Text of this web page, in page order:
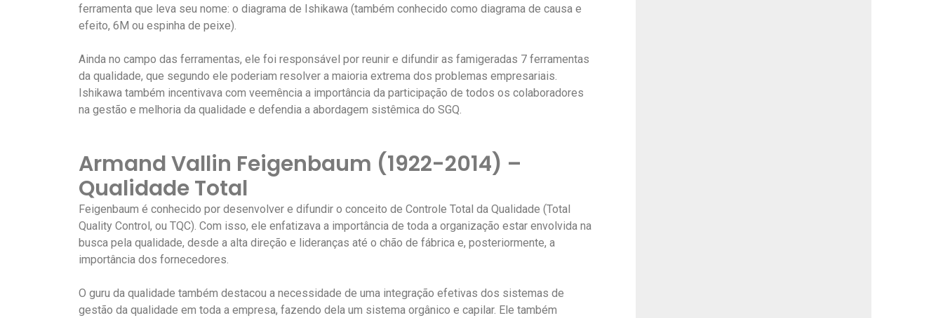
ferramenta que leva seu nome: o diagrama de Ishikawa (também conhecido como diagrama de causa e
efeito, 6M ou espinha de peixe).
Ainda no campo das ferramentas, ele foi responsável por reunir e difundir as famigeradas 7 ferramentas
da qualidade, que segundo ele poderiam resolver a maioria extrema dos problemas empresariais.
Ishikawa também incentivava com veemência a importância da participação de todos os colaboradores
na gestão e melhoria da qualidade e defendia a abordagem sistêmica do SGQ.
Armand Vallin Feigenbaum (1922-2014) –
Qualidade Total
Feigenbaum é conhecido por desenvolver e difundir o conceito de Controle Total da Qualidade (Total
Quality Control, ou TQC). Com isso, ele enfatizava a importância de toda a organização estar envolvida na
busca pela qualidade, desde a alta direção e lideranças até o chão de fábrica e, posteriormente, a
importância dos fornecedores.
O guru da qualidade também destacou a necessidade de uma integração efetivas dos sistemas de
gestão da qualidade em toda a empresa, fazendo dela um sistema orgânico e capilar. Ele também